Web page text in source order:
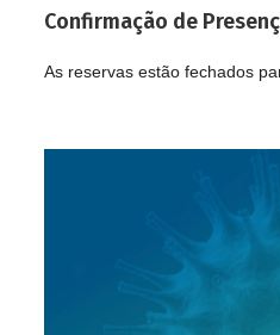
Confirmação de
As reservas estão fechados